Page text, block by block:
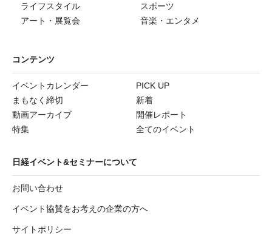
ライフスタイル
スポーツ
アート・展覧会
音楽・エンタメ
コンテンツ
イベントカレンダー
PICK UP
まもなく締切
新着
動画アーカイブ
開催レポート
特集
全てのイベント
日経イベント&セミナーについて
お問い合わせ
イベント協賛をお考えの企業の方へ
サイトポリシー